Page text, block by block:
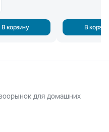
В корзину В
для домашних